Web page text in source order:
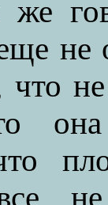
же
не
что
не